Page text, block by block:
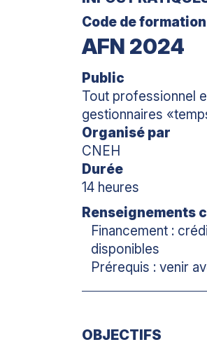
Code de formation
AFN 2024
Public
Tout professionnel
gestionnaires
Organisé par
CNEH
Durée
14 heures
Renseignements
Financement :
disponibles
Prérequis : venir
OBJECTIFS